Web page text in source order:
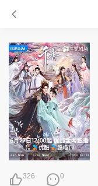
326 0